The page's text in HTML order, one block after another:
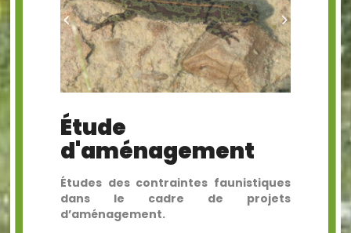
Étude
d'aménagement
Études des contraintes faunistiques
dans le cadre de projets
d’aménagement.